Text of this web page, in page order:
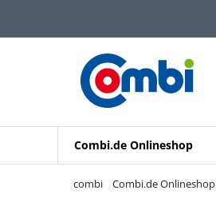
Zur Navigation springen
Zur Suche springen
Combi.de Onlineshop
combi Combi.de Onlineshop